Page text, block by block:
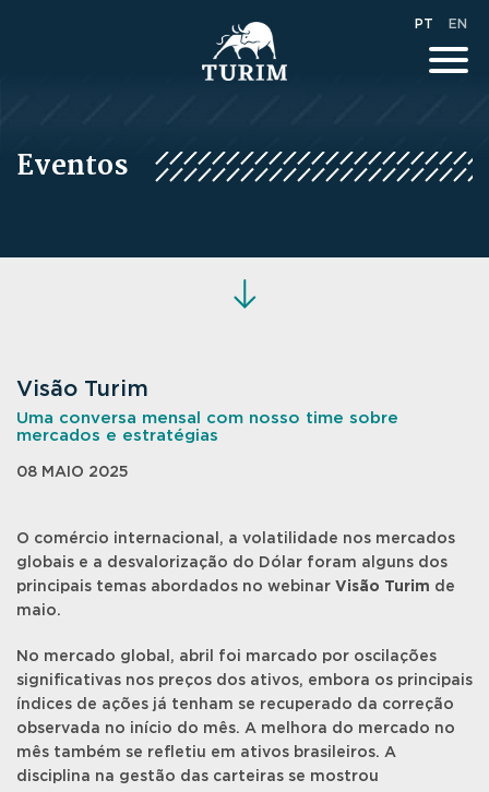
PT EN
Eventos
Visão Turim
Uma conversa mensal com nosso time sobre
mercados e estratégias
08 MAIO 2025
O comércio internacional, a volatilidade nos mercados
globais e a desvalorização do Dólar foram alguns dos
principais temas abordados no webinar Visão Turim de
maio.
No mercado global, abril foi marcado por oscilações
significativas nos preços dos ativos, embora os principais
índices de ações já tenham se recuperado da correção
observada no início do mês. A melhora do mercado no
mês também se refletiu em ativos brasileiros. A
disciplina na gestão das carteiras se mostrou